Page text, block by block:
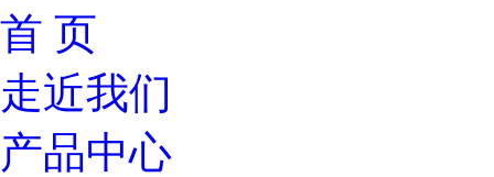
首 页
走近我们
产品中心